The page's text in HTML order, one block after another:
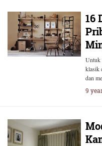
16
Untuk
klasik
dan
9